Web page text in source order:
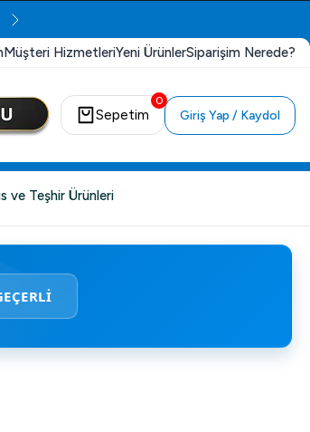
Müşteri HizmetleriYeni ÜrünlerSiparişim Nerede?
0
Sepetim Giriş Yap / Kaydol
ve Teşhir Ürünleri